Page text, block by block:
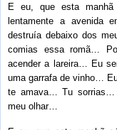
E eu, que esta
lentamente a avenida
destruía debaixo dos
comias essa romã…
acender a lareira… Eu
uma garrafa de vinho…
te amava… Tu sorrias…
meu olhar…